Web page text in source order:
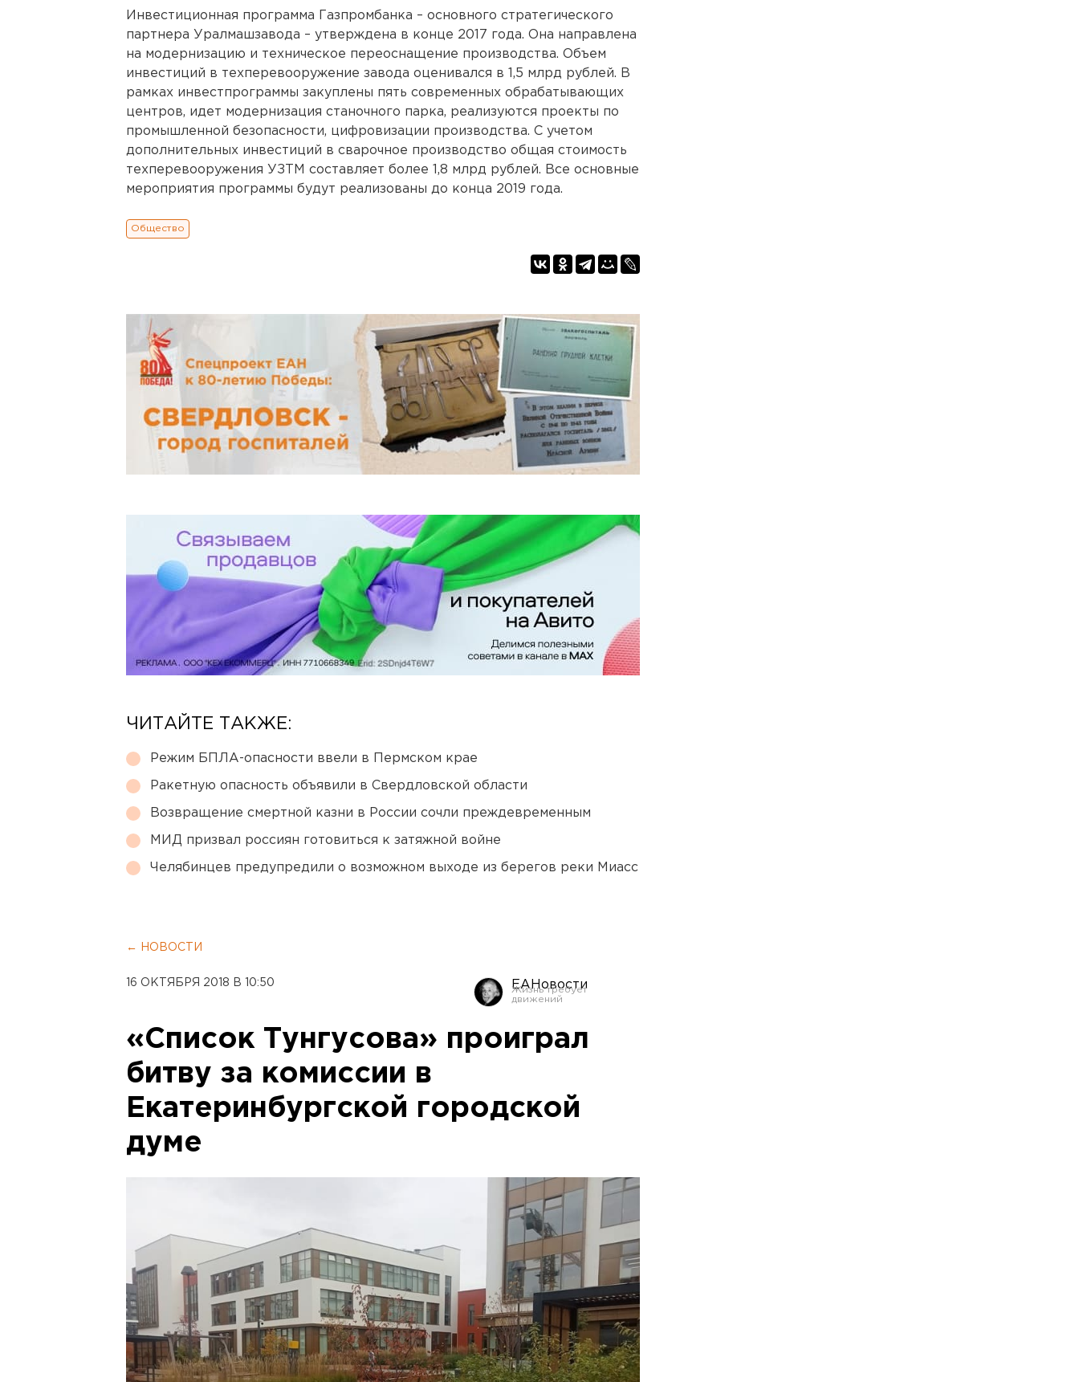
Инвестиционная программа Газпромбанка – основного стратегического
партнера Уралмашзавода – утверждена в конце 2017 года. Она направлена
на модернизацию и техническое переоснащение производства. Объем
инвестиций в техперевооружение завода оценивался в 1,5 млрд рублей. В
рамках инвестпрограммы закуплены пять современных обрабатывающих
центров, идет модернизация станочного парка, реализуются проекты по
промышленной безопасности, цифровизации производства. С учетом
дополнительных инвестиций в сварочное производство общая стоимость
техперевооружения УЗТМ составляет более 1,8 млрд рублей. Все основные
мероприятия программы будут реализованы до конца 2019 года.
Общество
ЧИТАЙТЕ ТАКЖЕ:
Режим БПЛА-опасности ввели в Пермском крае
Ракетную опасность объявили в Свердловской области
Возвращение смертной казни в России сочли преждевременным
МИД призвал россиян готовиться к затяжной войне
Челябинцев предупредили о возможном выходе из берегов реки Миасс
← НОВОСТИ
16 ОКТЯБРЯ 2018 В 10:50 ЕАНовости
«Список Тунгусова» проиграл
битву за комиссии в
Екатеринбургской городской
думе